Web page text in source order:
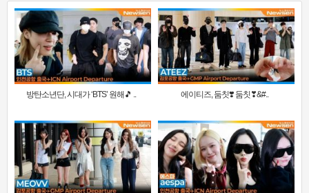
방탄소년단, 시대가 ‘BTS’ 원해🎵 .. 에이티즈, 둠칫❣️ 둠칫❣&#..